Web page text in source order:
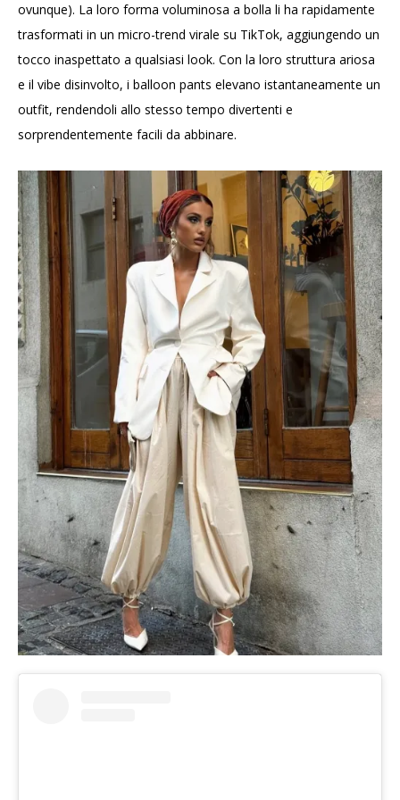
ovunque). La loro forma voluminosa a bolla li ha rapidamente
trasformati in un micro-trend virale su TikTok, aggiungendo un
tocco inaspettato a qualsiasi look. Con la loro struttura ariosa
e il vibe disinvolto, i balloon pants elevano istantaneamente un
outfit, rendendoli allo stesso tempo divertenti e
sorprendentemente facili da abbinare.